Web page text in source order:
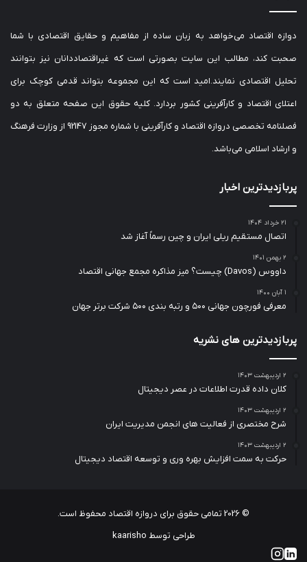
دوازه اقتصاد می‌خواهد به زبان ساده از مفاهیم و حقایق اقتصادی با شما
صحبت کند، مطالب این سایت بصورتی است که غیراقتصاددانان نیز بتوانند
تحلیل اقتصادی نمایند.امید است که این مجموعه بتواند قدمی کوچک برای
اعتلای اقتصاد و کارآفرینی کشور بردارد. کلیه حقوق این صفحه متعلق به دو
فصلنامه تخصصی دروازه اقتصاد و کارآفرینی با شماره مجوز 92147 از وزارت فرهنگ
و ارشاد اسلامی می‌باشد.
پربازدیدترین اخبار
۲۱ خرداد ۱۴۰۴
اتصال مستقیم ریلی ایران و چین رسماً آغاز شد
۲ بهمن ۱۴۰۱
داووس (Davos) چیست؟ میز مذاکره مجمع جهانی اقتصاد
۱ آبان ۱۴۰۰
معرفی فورچون جهانی ۵۰۰ و رتبه بندی ۵۰۰ شرکت برتر جهان
پربازدیدترین های نشریه
۲ اردیبهشت ۱۴۰۳
کلان داده قدرت اطلاعات در عصر دیجیتال
۲ اردیبهشت ۱۴۰۳
شرح مختصری از فعالیت های انجمن مدیریت ایران
۲ اردیبهشت ۱۴۰۳
حرکت به سمت افزایش بهره وری و توسعه اقتصاد دیجیتال
© 2026
تمامی حقوق برای دروازه اقتصاد محفوظ است.
طراحی توسط kaarisho